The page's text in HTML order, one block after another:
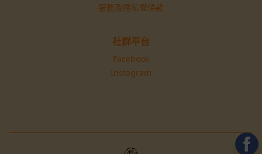
服務及隱私權條款
社群平台
Facebook
Instagram